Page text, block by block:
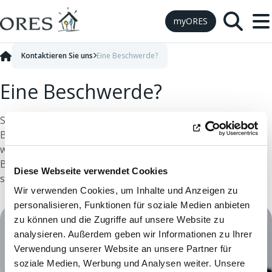
Diese Webseite verwendet Cookies
Wir verwenden Cookies, um Inhalte und Anzeigen zu
personalisieren, Funktionen für soziale Medien anbieten
zu können und die Zugriffe auf unsere Website zu
analysieren. Außerdem geben wir Informationen zu Ihrer
Verwendung unserer Website an unsere Partner für
soziale Medien, Werbung und Analysen weiter. Unsere
Skip to Content
myORES
Eine Beschwerde?
Sie möchten eine neue Beschwerde einreichen oder die
Bearbeitung einer bestehenden Beschwerde
weiterverfolgen? Nutzen Sie bitte das nachfolgende
Beschwerdeformular. Unser Dienst wird Ihre Anfrage
schnellstmöglich bearbeiten.
Kontaktieren Sie uns Eine Beschwerde?